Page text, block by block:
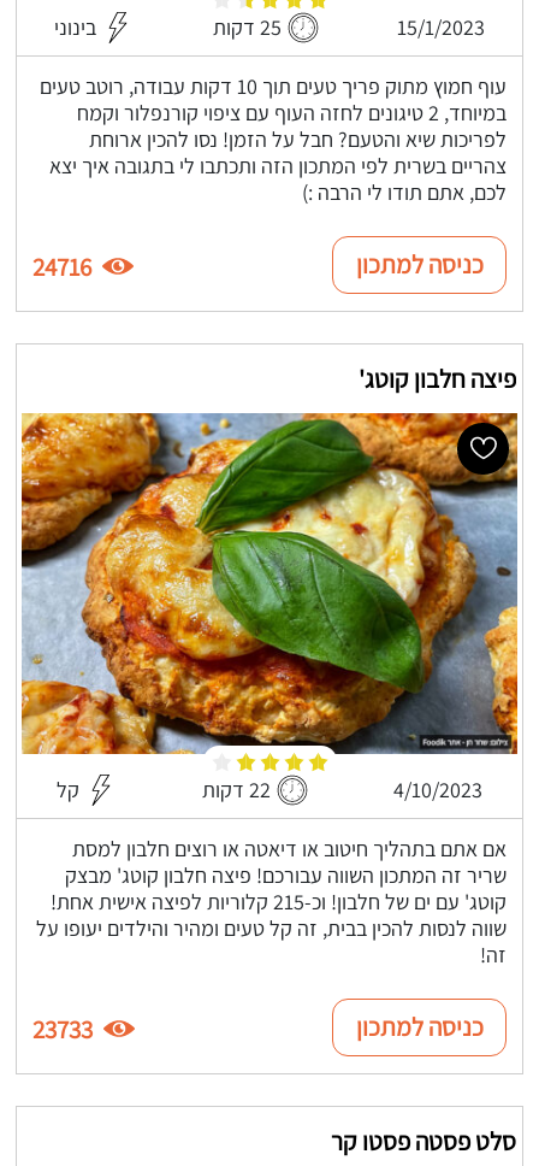
15/1/2023 25 דקות בינוני
עוף חמוץ מתוק פריך טעים תוך 10 דקות עבודה, רוטב טעים
במיוחד, 2 טיגונים לחזה העוף עם ציפוי קורנפלור וקמח
לפריכות שיא והטעם? חבל על הזמן! נסו להכין ארוחת
צהריים בשרית לפי המתכון הזה ותכתבו לי בתגובה איך יצא
לכם, אתם תודו לי הרבה :)
כניסה למתכון 24716
פיצה חלבון קוטג'
4/10/2023 22 דקות קל
אם אתם בתהליך חיטוב או דיאטה או רוצים חלבון למסת
שריר זה המתכון השווה עבורכם! פיצה חלבון קוטג' מבצק
קוטג' עם ים של חלבון! וכ-215 קלוריות לפיצה אישית אחת!
שווה לנסות להכין בבית, זה קל טעים ומהיר והילדים יעופו על
זה!
כניסה למתכון 23733
סלט פסטה פסטו קר